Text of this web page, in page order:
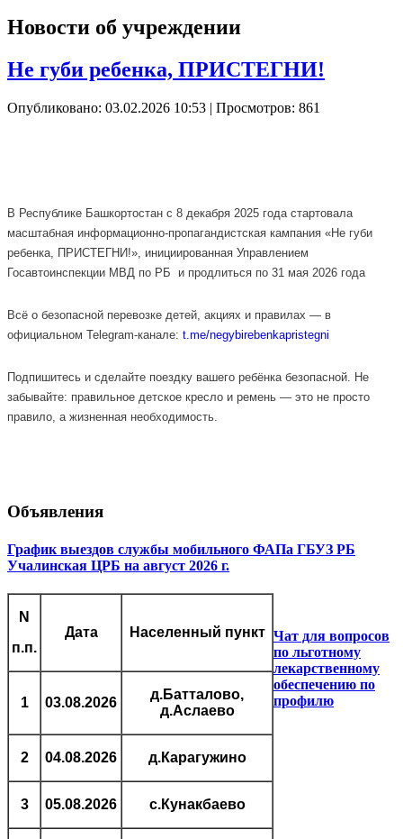
Новости об учреждении
Не губи ребенка, ПРИСТЕГНИ!
Опубликовано: 03.02.2026 10:53 | Просмотров: 861
В Республике Башкортостан с 8 декабря 2025 года стартовала
масштабная информационно-пропагандистская кампания «Не губи
ребенка, ПРИСТЕГНИ!», инициированная Управлением
Госавтоинспекции МВД по РБ и продлиться по 31 мая 2026 года
Всё о безопасной перевозке детей, акциях и правилах — в
официальном Telegram-канале: t.me/negybirebenkapristegni
Подпишитесь и сделайте поездку вашего ребёнка безопасной. Не
забывайте: правильное детское кресло и ремень — это не просто
правило, а жизненная необходимость.
Объявления
График выездов службы мобильного ФАПа ГБУЗ РБ
Учалинская ЦРБ на август 2026 г.
N
п.п.
Дата Населенный пункт
1 03.08.2026
д.Батталово,
д.Аслаево
2 04.08.2026 д.Карагужино
3 05.08.2026 с.Кунакбаево
Чат для вопросов
по льготному
лекарственному
обеспечению по
профилю